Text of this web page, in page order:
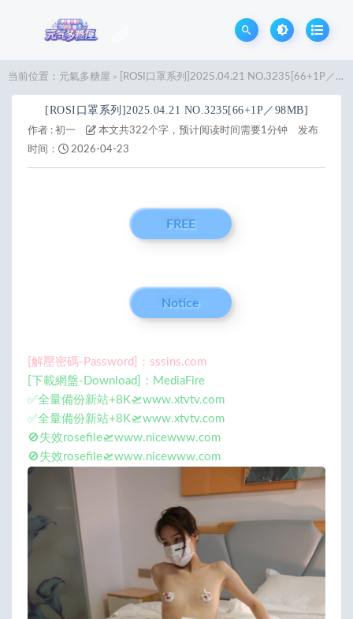
当前位置： 元氣多糖屋 > [ROSI口罩系列]2025.04.21 NO.3235[66+1P／98MB]
[ROSI口罩系列]2025.04.21 NO.3235[66+1P／98MB]
作者 : 初一 本文共322个字，预计阅读时间需要1分钟
发布
时间：
2026-04-23
FREE
Notice
[解壓密碼-Password]：sssins.com
[下載網盤-Download]：MediaFire
✅全量備份新站+8K🛫www.xtvtv.com
✅全量備份新站+8K🛫www.xtvtv.com
🚫失效rosefile🛫www.nicewww.com
🚫失效rosefile🛫www.nicewww.com